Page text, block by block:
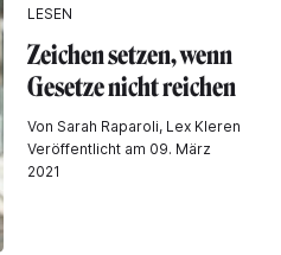
LESEN
Zeichen setzen, wenn
Gesetze nicht reichen
Von Sarah Raparoli, Lex Kleren
Veröffentlicht am 09. März
2021